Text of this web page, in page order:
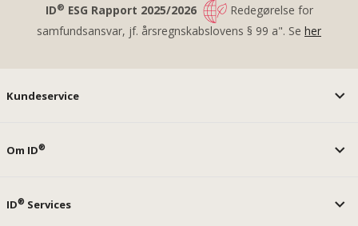
ID® ESG Rapport 2025/2026
Redegørelse for
samfundsansvar, jf. årsregnskabslovens § 99 a". Se her
Kundeservice
Om ID®
ID® Services